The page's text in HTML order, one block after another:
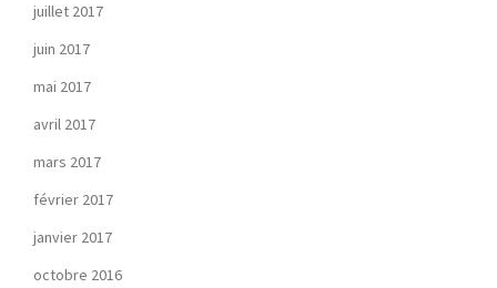
juillet 2017
juin 2017
mai 2017
avril 2017
mars 2017
février 2017
janvier 2017
octobre 2016